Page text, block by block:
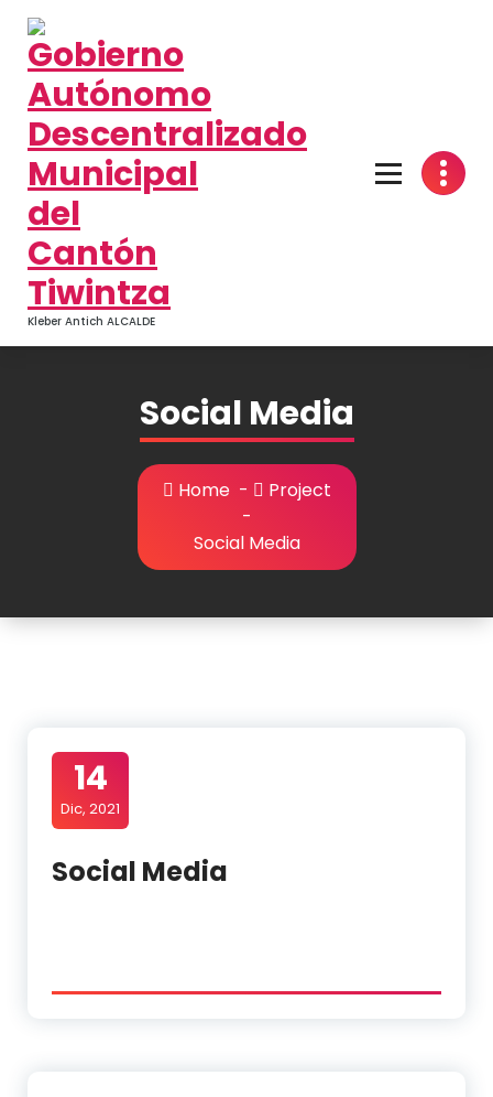
Kleber Antich ALCALDE
Social Media
Home-
Project
-
Social Media
14
Dic, 2021
Social Media